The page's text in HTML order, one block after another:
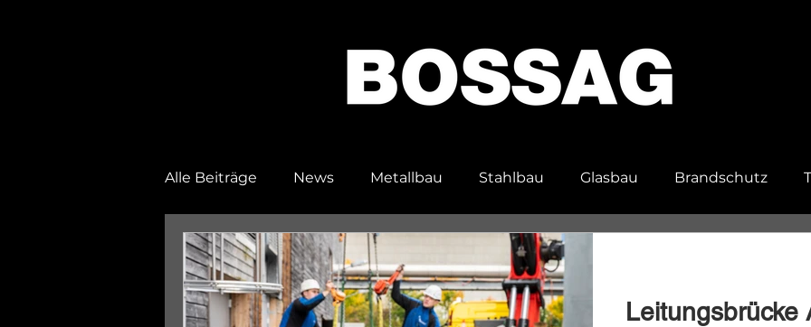
Alle Beiträge News Metallbau Stahlbau Glasbau Brandschutz
Andockstationen Tueren Spezialanfertigungen
Leitungsbrücke